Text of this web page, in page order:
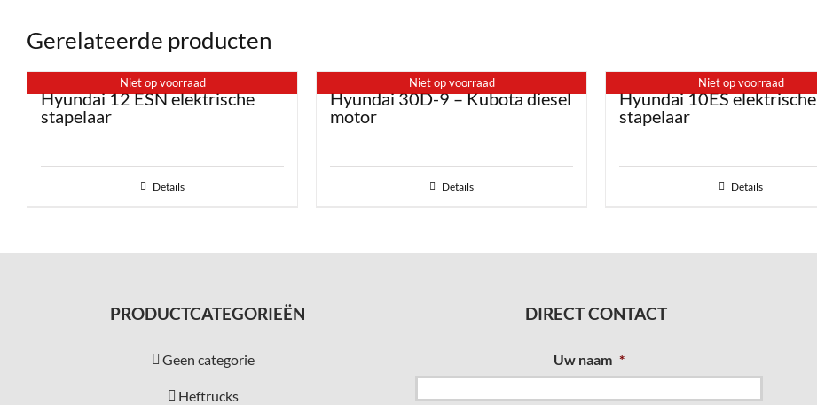
Gerelateerde producten
Niet op voorraad
Hyundai 12 ESN elektrische
stapelaar
Details
Niet op voorraad
Hyundai 30D-9 – Kubota diesel
motor
Details
Niet op voorraad
Hyundai 10ES elektrische
stapelaar
Details
PRODUCTCATEGORIEËN
Geen categorie
Heftrucks
DIRECT CONTACT
Uw naam *